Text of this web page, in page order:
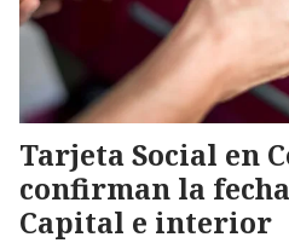
Tarjeta Social en
confirman la
Capital e interior